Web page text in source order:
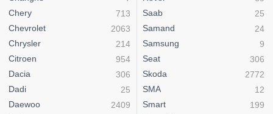
Chery
713
Chevrolet
2063
Chrysler
214
Citroen
954
Dacia
306
Dadi
25
Daewoo
2409
Saab
25
Samand
24
Samsung
9
Seat
306
Skoda
2772
SMA
12
Smart
199